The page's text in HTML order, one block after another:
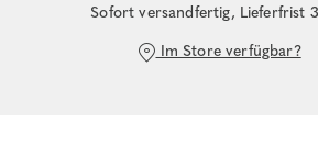
Sofort versandfertig, Lieferfrist
Im Store verfügbar?